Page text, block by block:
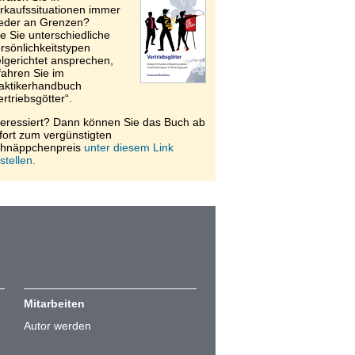
immer
an Grenzen?
Sie unterschiedliche
ansprechen,
Sie im
Dann können Sie das Buch ab
zum vergünstigten
unter diesem Link
Mitarbeiten
Autor werden